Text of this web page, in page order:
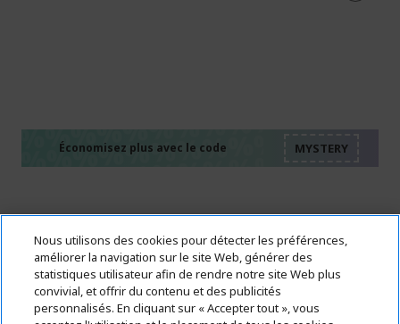
Économisez plus avec le code
Predator Helios Neo 18 AI Ordinateur portable
Gamer | PHN18-I71 | Noir | AZERTY
Réf. NH.U60EH.00B
Nous utilisons des cookies pour détecter les préférences,
améliorer la navigation sur le site Web, générer des
statistiques utilisateur afin de rendre notre site Web plus
convivial, et offrir du contenu et des publicités
personnalisés. En cliquant sur « Accepter tout », vous